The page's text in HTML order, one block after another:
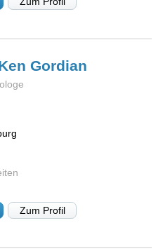
Gordian
Zum Profil